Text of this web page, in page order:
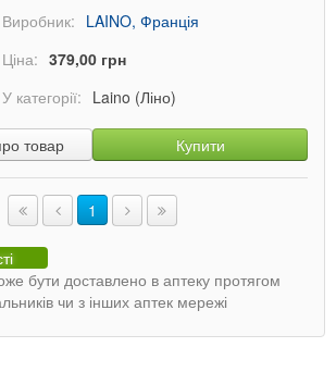
Виробник: LAINO, Франція
Ціна: 379,00 грн
У категорії: Laino (Ліно)
товар Купити
1
бути доставлено в аптеку протягом
чи з інших аптек мережі